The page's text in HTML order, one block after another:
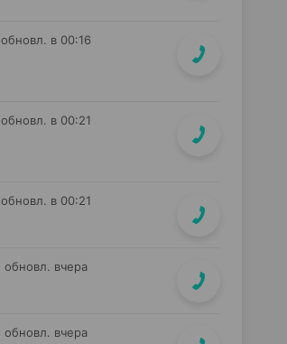
обновл. в 00:16
обновл. в 00:21
обновл. в 00:21
обновл. вчера
обновл. вчера